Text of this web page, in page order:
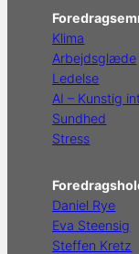
Klima
Arbejdsglæde
Ledelse
AI – Kunstig
Sundhed
Stress
Daniel Rye
Eva Steensig
Steffen Kretz